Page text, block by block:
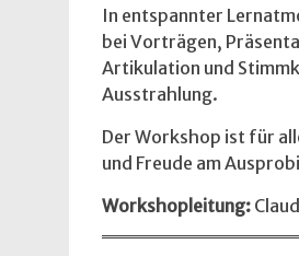
In entspannter
bei Vorträgen,
Artikulation und
Ausstrahlung.
Der Workshop ist für
und Freude am
Workshopleitung: